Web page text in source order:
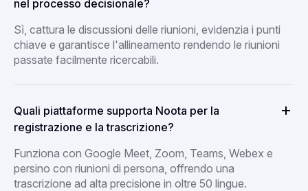
nel processo decisionale?
Sì, cattura le discussioni delle riunioni, evidenzia i punti
chiave e garantisce l'allineamento rendendo le riunioni
passate facilmente ricercabili.
Quali piattaforme supporta Noota per la
registrazione e la trascrizione?
Funziona con Google Meet, Zoom, Teams, Webex e
persino con riunioni di persona, offrendo una
trascrizione ad alta precisione in oltre 50 lingue.